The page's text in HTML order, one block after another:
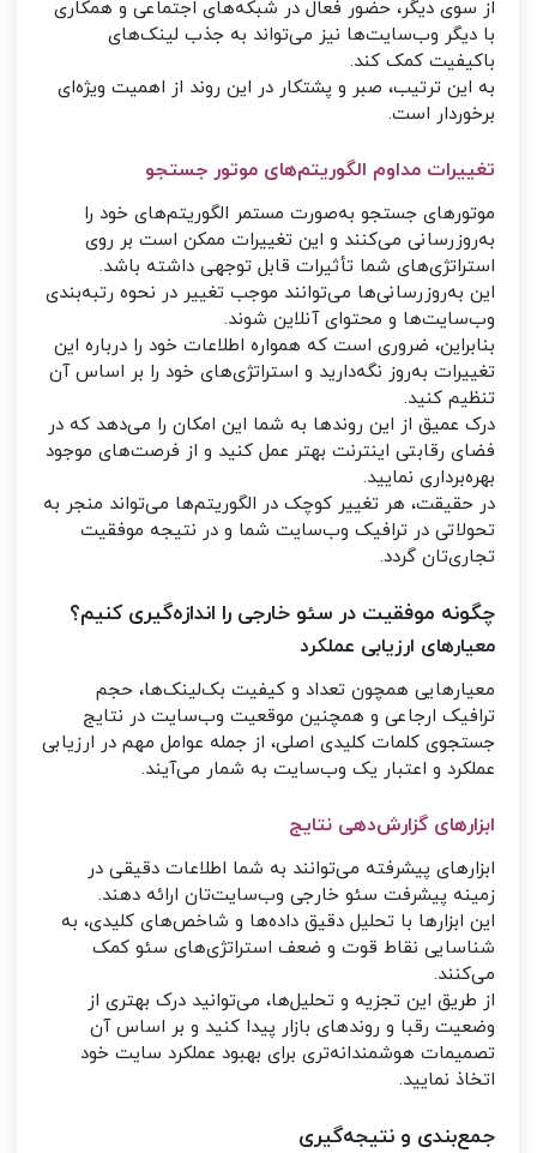
از سوی دیگر، حضور فعال در شبکه‌های اجتماعی و همکاری
با دیگر وب‌سایت‌ها نیز می‌تواند به جذب لینک‌های
باکیفیت کمک کند.
به این ترتیب، صبر و پشتکار در این روند از اهمیت ویژه‌ای
برخوردار است.
تغییرات مداوم الگوریتم‌های موتور جستجو
موتورهای جستجو به‌صورت مستمر الگوریتم‌های خود را
به‌روزرسانی می‌کنند و این تغییرات ممکن است بر روی
استراتژی‌های شما تأثیرات قابل توجهی داشته باشد.
این به‌روزرسانی‌ها می‌توانند موجب تغییر در نحوه رتبه‌بندی
وب‌سایت‌ها و محتوای آنلاین شوند.
بنابراین، ضروری است که همواره اطلاعات خود را درباره این
تغییرات به‌روز نگه‌دارید و استراتژی‌های خود را بر اساس آن
تنظیم کنید.
درک عمیق از این روندها به شما این امکان را می‌دهد که در
فضای رقابتی اینترنت بهتر عمل کنید و از فرصت‌های موجود
بهره‌برداری نمایید.
در حقیقت، هر تغییر کوچک در الگوریتم‌ها می‌تواند منجر به
تحولاتی در ترافیک وب‌سایت شما و در نتیجه موفقیت
تجاری‌تان گردد.
چگونه موفقیت در سئو خارجی را اندازه‌گیری کنیم؟
معیارهای ارزیابی عملکرد
معیارهایی همچون تعداد و کیفیت بک‌لینک‌ها، حجم
ترافیک ارجاعی و همچنین موقعیت وب‌سایت در نتایج
جستجوی کلمات کلیدی اصلی، از جمله عوامل مهم در ارزیابی
عملکرد و اعتبار یک وب‌سایت به شمار می‌آیند.
ابزارهای گزارش‌دهی نتایج
ابزارهای پیشرفته می‌توانند به شما اطلاعات دقیقی در
زمینه پیشرفت سئو خارجی وب‌سایت‌تان ارائه دهند.
این ابزارها با تحلیل دقیق داده‌ها و شاخص‌های کلیدی، به
شناسایی نقاط قوت و ضعف استراتژی‌های سئو کمک
می‌کنند.
از طریق این تجزیه و تحلیل‌ها، می‌توانید درک بهتری از
وضعیت رقبا و روندهای بازار پیدا کنید و بر اساس آن
تصمیمات هوشمندانه‌تری برای بهبود عملکرد سایت خود
اتخاذ نمایید.
جمع‌بندی و نتیجه‌گیری